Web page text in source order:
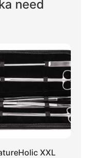
need
XXL